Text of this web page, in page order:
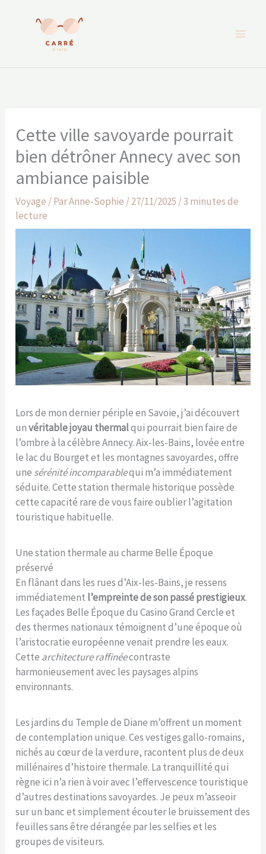
Cette ville savoyarde pourrait
bien détrôner Annecy avec son
ambiance paisible
Voyage / ParAnne-Sophie /27/11/2025 /3 minutes de
lecture
Lors de mon dernier périple en Savoie, j’ai découvert
unvéritable joyau thermalqui pourrait bien faire de
l’ombre à la célèbre Annecy. Aix-les-Bains, lovée entre
le lac du Bourget et les montagnes savoyardes, offre
une sérénité incomparablequi m’a immédiatement
séduite. Cette station thermale historique possède
cette capacité rare de vous faire oublier l’agitation
touristique habituelle.
Une station thermale au charme Belle Époque
préservé
En flânant dans les rues d’Aix-les-Bains, je ressens
immédiatement l’empreinte de son passé prestigieux.
Les façades Belle Époque du Casino Grand Cercle et
des thermes nationaux témoignent d’une époque où
l’aristocratie européenne venait prendre les eaux.
Cette architecture raffinéecontraste
harmonieusement avec les paysages alpins
environnants.
Les jardins du Temple de Diane m’offrent un moment
de contemplation unique. Ces vestiges gallo-romains,
nichés au cœur de la verdure, racontent plus de deux
millénaires d’histoire thermale. La tranquillité qui
règne ici n’a rien à voir avec l’effervescence touristique
d’autres destinations savoyardes. Je peux m’asseoir
sur un banc et simplement écouter le bruissement des
feuilles sans être dérangée par les selfies et les
groupes de visiteurs.